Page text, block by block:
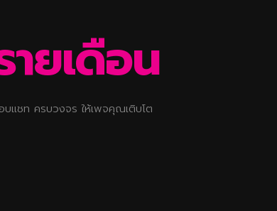
ายเดือน
แชท ครบวงจร ให้เพจคุณเติบโต